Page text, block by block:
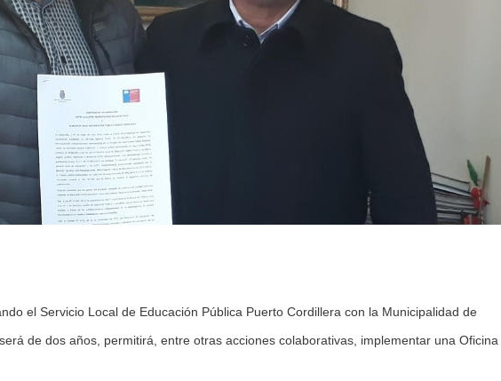
el Servicio Local de Educación Pública Puerto Cordillera con la Municipalidad de
de dos años, permitirá, entre otras acciones colaborativas, implementar una Oficina